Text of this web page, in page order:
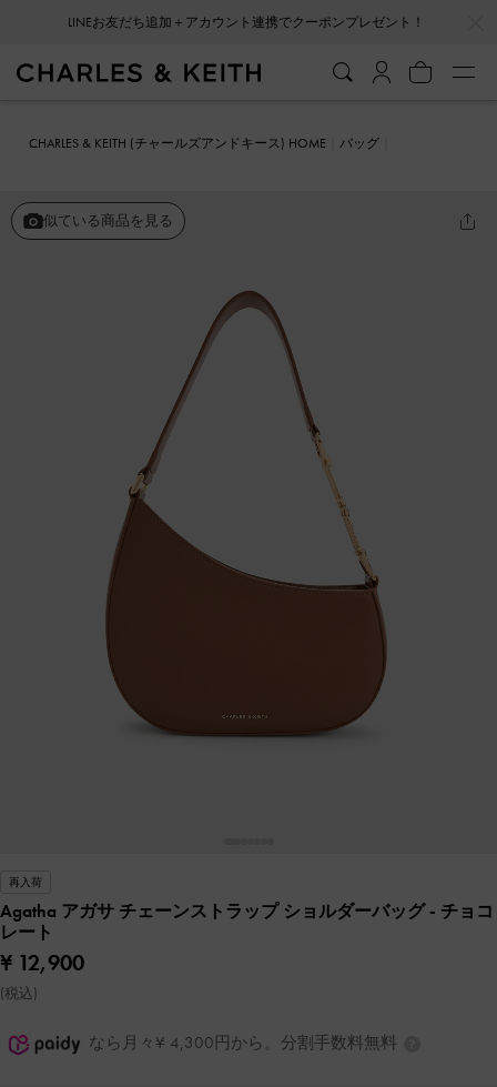
会員登録＋ニュースレター登録で10%OFFクーポンプレゼント！
CHARLES & KEITH (チャールズアンドキース) HOME
バッグ
似ている商品を見る
再入荷
Agatha アガサ チェーンストラップ ショルダーバッグ- チョコ
レート
¥ 12,900
(税込)
なら月々¥ 4,300円から。分割手数料無料